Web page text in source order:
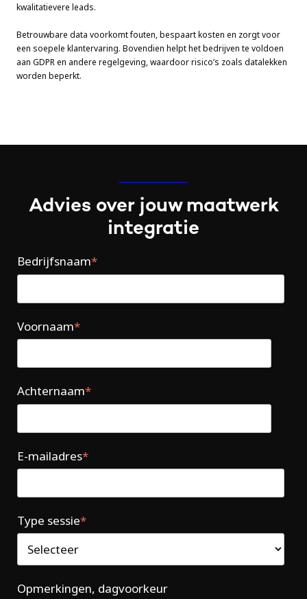
kwalitatievere leads.
Betrouwbare data voorkomt fouten, bespaart kosten en zorgt voor
een soepele klantervaring. Bovendien helpt het bedrijven te voldoen
aan GDPR en andere regelgeving, waardoor risico’s zoals datalekken
worden beperkt.
Advies over jouw maatwerk
integratie
Bedrijfsnaam*
Voornaam*
Achternaam*
E-mailadres*
Type sessie*
Opmerkingen, dagvoorkeur